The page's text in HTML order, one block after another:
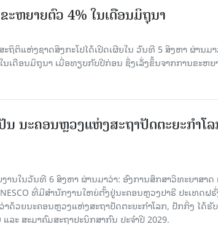
ະຫຍາຍຕົວ 4% ໃນເດືອນມິຖຸນາ
ະຖິຕິແຫ່ງຊາດສິງກະໂປໄດ້ເປີດເຜີຍໃນ ວັນທີ 5 ສິງຫາ ຜ່ານມາ
ນເດືອນມິຖຸນາ ເມື່ອທຽບກັບປີກ່ອນ ຊຶ່ງເລັ່ງຂຶ້ນຈາກການຂະຫຍ
ນ ນະຄອນຫຼວງແຫ່ງສະຖາປັດຕະຍະກຳໂ
ານໃນວັນທີ 6 ສິງຫາ ຜ່ານມາວ່າ: ອົງການສຶກສາວິທະຍາສາດ
ທີ່ມີສຳນັກງານໃຫຍ່ຕັ້ງຢູ່ນະຄອນ​ຫຼວງປາຣີ ປະເທດຝຣັ່
ດ້ວຍນະຄອນຫຼວງແຫ່ງສະຖາປັດຕະຍະກຳໂລກ, ປັກກິ່ງ ໄດ້ຮັ
ລະ ສະມາ​ຄົມສະຖາປະນິກສາກົນ ປະຈຳປີ 2029.